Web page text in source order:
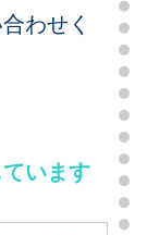
わせく
います